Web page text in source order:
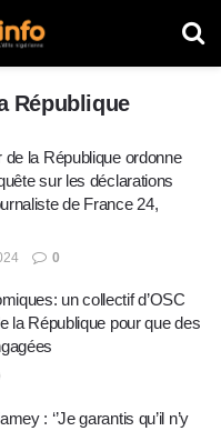
République
la République ordonne
sur les déclarations
de France 24,
0
un collectif d’OSC
la République pour que des
: ‘’Je garantis qu’il n’y